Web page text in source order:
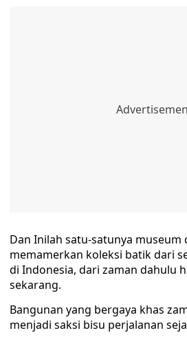
Dan Inilah satu-satunya museum
memamerkan koleksi batik dari
di Indonesia, dari zaman dahulu
sekarang.
Bangunan yang bergaya khas
menjadi saksi bisu perjalanan